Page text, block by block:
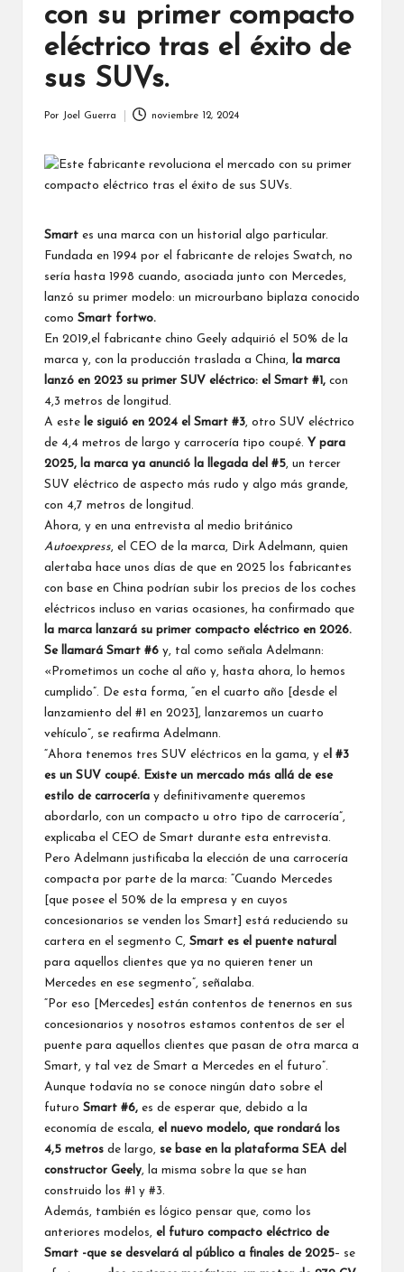
con su primer compacto
eléctrico tras el éxito de
sus SUVs.
Por Joel Guerra noviembre 12, 2024
Smart es una marca con un historial algo particular.
Fundada en 1994 por el fabricante de relojes Swatch, no
sería hasta 1998 cuando, asociada junto con Mercedes,
lanzó su primer modelo: un microurbano biplaza conocido
como Smart fortwo.
En 2019,el fabricante chino Geely adquirió el 50% de la
marca y, con la producción traslada a China,
la marca
lanzó en 2023 su primer SUV eléctrico: el Smart #1 , con
4,3 metros de longitud.
A este le siguió en 2024 el Smart #3 , otro SUV eléctrico
de 4,4 metros de largo y carrocería tipo coupé. Y para
2025, la marca ya anunció la llegada del #5 , un tercer
SUV eléctrico de aspecto más rudo y algo más grande,
con 4,7 metros de longitud.
Ahora, y en una entrevista al medio británico
Autoexpress , el CEO de la marca, Dirk Adelmann, quien
alertaba hace unos días de que en 2025 los fabricantes
con base en China podrían subir los precios de los coches
eléctricos incluso en varias ocasiones , ha confirmado que
la marca lanzará su primer compacto eléctrico en 2026.
Se llamará Smart #6 y, tal como señala Adelmann:
«Prometimos un coche al año y, hasta ahora, lo hemos
cumplido”. De esta forma, “en el cuarto año [desde el
lanzamiento del #1 en 2023], lanzaremos un cuarto
vehículo”, se reafirma Adelmann.
“Ahora tenemos tres SUV eléctricos en la gama, y e l #3
es un SUV coupé. Existe un mercado más allá de ese
estilo de carrocería y definitivamente queremos
abordarlo, con un compacto u otro tipo de carrocería”,
explicaba el CEO de Smart durante esta entrevista.
Pero Adelmann justificaba la elección de una carrocería
compacta por parte de la marca: “Cuando Mercedes
[que posee el 50% de la empresa y en cuyos
concesionarios se venden los Smart] está reduciendo su
cartera en el segmento C, Smart es el puente natural
para aquellos clientes que ya no quieren tener un
Mercedes en ese segmento”, señalaba.
“Por eso [Mercedes] están contentos de tenernos en sus
concesionarios y nosotros estamos contentos de ser el
puente para aquellos clientes que pasan de otra marca a
Smart, y tal vez de Smart a Mercedes en el futuro”.
Aunque todavía no se conoce ningún dato sobre el
futuro Smart #6, es de esperar que, debido a la
economía de escala, el nuevo modelo, que rondará los
4,5 metros de largo, se base en la plataforma SEA del
constructor Geely , la misma sobre la que se han
construido los #1 y #3.
Además, también es lógico pensar que, como los
anteriores modelos, el futuro compacto eléctrico de
Smart -que se desvelará al público a finales de 2025– se